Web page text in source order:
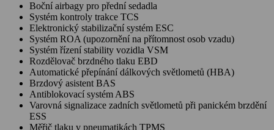
Boční airbagy pro přední sedadla
Systém kontroly trakce TCS
Elektronický stabilizační systém ESC
Systém ROA (upozornění na přítomnost osob vzadu)
Systém řízení stability vozidla VSM
Rozdělovač brzdného tlaku EBD
Automatické přepínání dálkových světlometů (HBA)
Brzdový asistent BAS
Antiblokovací systém ABS
Varovná signalizace zadních světlometů při panickém brzdění
ESS
Měřič tlaku v pneumatikách TPMS